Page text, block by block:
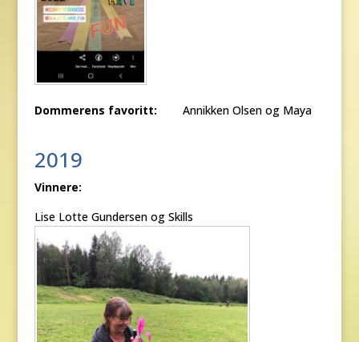
Dommerens favoritt: Annikken Olsen og Maya
2019
Vinnere:
Lise Lotte Gundersen og Skills